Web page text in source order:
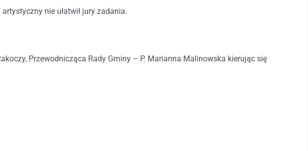
nie ułatwił jury zadania.
Przewodnicząca Rady Gminy – P. Marianna Malinowska kierując się